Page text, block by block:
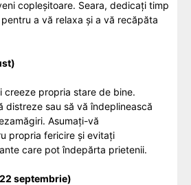
copleșitoare. Seara, dedicați timp
a vă relaxa și a vă recăpăta
creeze propria stare de bine.
distreze sau să vă îndeplinească
Asumați-vă
propria fericire și evitați
care pot îndepărta prietenii.
septembrie)